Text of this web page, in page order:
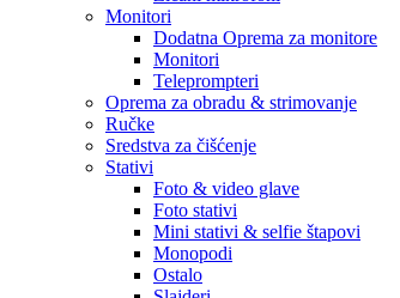
Monitori
Dodatna Oprema za monitore
Monitori
Teleprompteri
Oprema za obradu & strimovanje
Ručke
Sredstva za čišćenje
Stativi
Foto & video glave
Foto stativi
Mini stativi & selfie štapovi
Monopodi
Ostalo